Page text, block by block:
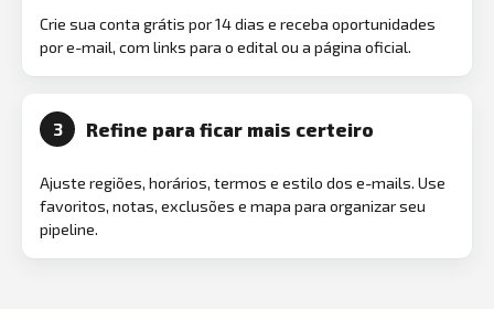
Crie sua conta grátis por 14 dias e receba oportunidades
por e-mail, com links para o edital ou a página oficial.
3 Refine para ficar mais certeiro
Ajuste regiões, horários, termos e estilo dos e-mails. Use
favoritos, notas, exclusões e mapa para organizar seu
pipeline.